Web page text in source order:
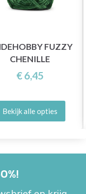
FUZZY
CHENILLE
€ 6,45
Bekijk alle opties